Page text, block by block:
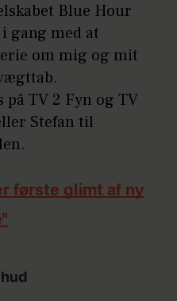
Blue Hour
gang med at
om mig og mit
på TV 2 Fyn og TV
Stefan til
første glimt af ny